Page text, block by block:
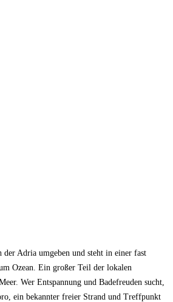
Adria umgeben und steht in einer fast
Ozean. Ein großer Teil der lokalen
Wer Entspannung und Badefreuden sucht,
ein bekannter freier Strand und Treffpunkt